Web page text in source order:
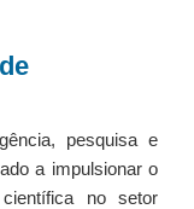
pesquisa e
a impulsionar o
no setor